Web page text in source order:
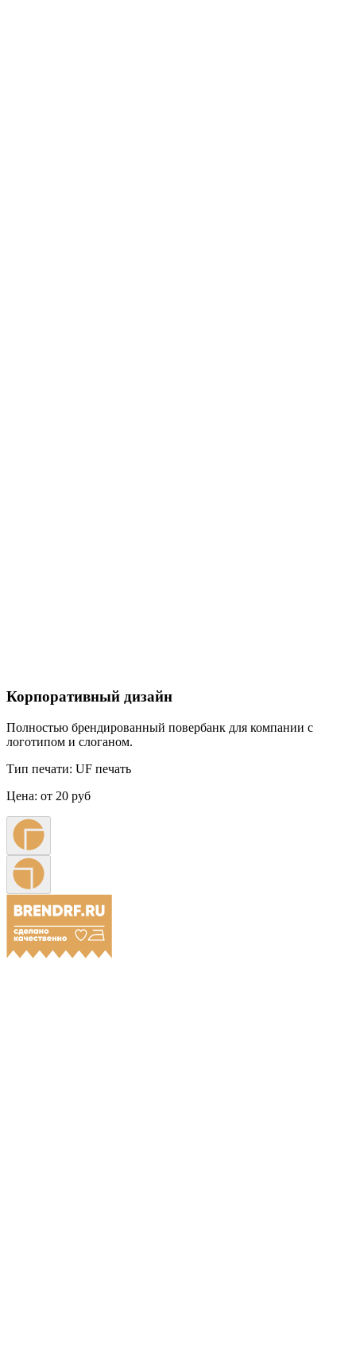
Корпоративный дизайн
Полностью брендированный повербанк для компании с
логотипом и слоганом.
Тип печати: UF печать
Цена: от 20 руб